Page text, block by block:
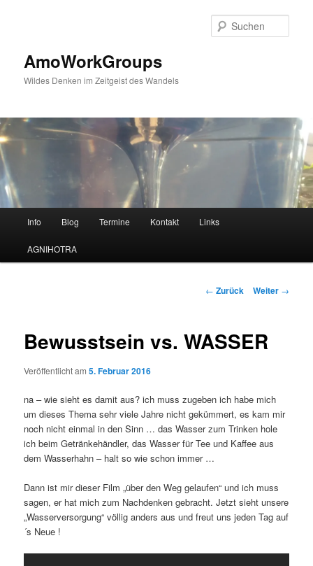
AmoWorkGroups
Wildes Denken im Zeitgeist des Wandels
Info Blog Termine Kontakt Links
AGNIHOTRA
Beitrags-
← Zurück Weiter →
Bewusstsein vs. WASSER
Veröffentlicht am5. Februar 2016
na – wie sieht es damit aus? ich muss zugeben ich habe mich
um dieses Thema sehr viele Jahre nicht gekümmert, es kam mir
noch nicht einmal in den Sinn … das Wasser zum Trinken hole
ich beim Getränkehändler, das Wasser für Tee und Kaffee aus
dem Wasserhahn – halt so wie schon immer …
Dann ist mir dieser Film „über den Weg gelaufen“ und ich muss
sagen, er hat mich zum Nachdenken gebracht. Jetzt sieht unsere
„Wasserversorgung“ völlig anders aus und freut uns jeden Tag auf
´s Neue !